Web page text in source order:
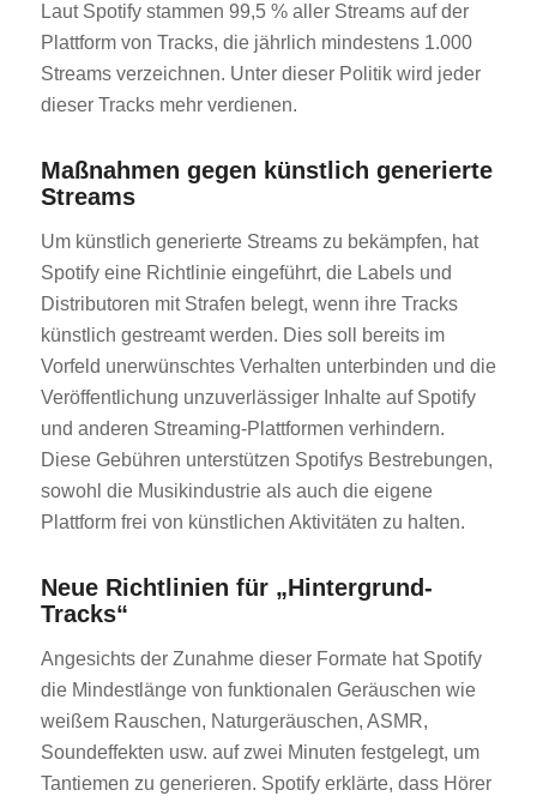
Laut Spotify stammen 99,5 % aller Streams auf der
Plattform von Tracks, die jährlich mindestens 1.000
Streams verzeichnen. Unter dieser Politik wird jeder
dieser Tracks mehr verdienen.
Maßnahmen gegen künstlich generierte
Streams
Um künstlich generierte Streams zu bekämpfen, hat
Spotify eine Richtlinie eingeführt, die Labels und
Distributoren mit Strafen belegt, wenn ihre Tracks
künstlich gestreamt werden. Dies soll bereits im
Vorfeld unerwünschtes Verhalten unterbinden und die
Veröffentlichung unzuverlässiger Inhalte auf Spotify
und anderen Streaming-Plattformen verhindern.
Diese Gebühren unterstützen Spotifys Bestrebungen,
sowohl die Musikindustrie als auch die eigene
Plattform frei von künstlichen Aktivitäten zu halten.
Neue Richtlinien für „Hintergrund-
Tracks“
Angesichts der Zunahme dieser Formate hat Spotify
die Mindestlänge von funktionalen Geräuschen wie
weißem Rauschen, Naturgeräuschen, ASMR,
Soundeffekten usw. auf zwei Minuten festgelegt, um
Tantiemen zu generieren. Spotify erklärte, dass Hörer